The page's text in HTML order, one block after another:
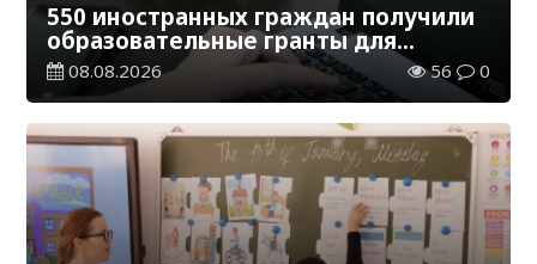
550 иностранных граждан получили
образовательные гранты для
обучения в Казахстане
08.08.2026 56 0